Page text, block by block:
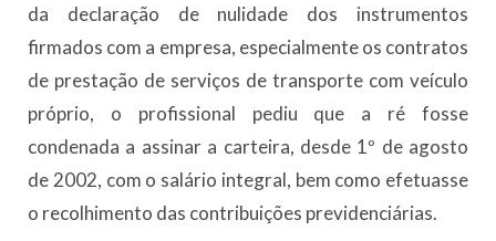
da declaração de nulidade dos instrumentos
firmados com a empresa, especialmente os contratos
de prestação de serviços de transporte com veículo
próprio, o profissional pediu que a ré fosse
condenada a assinar a carteira, desde 1º de agosto
de 2002, com o salário integral, bem como efetuasse
o recolhimento das contribuições previdenciárias.